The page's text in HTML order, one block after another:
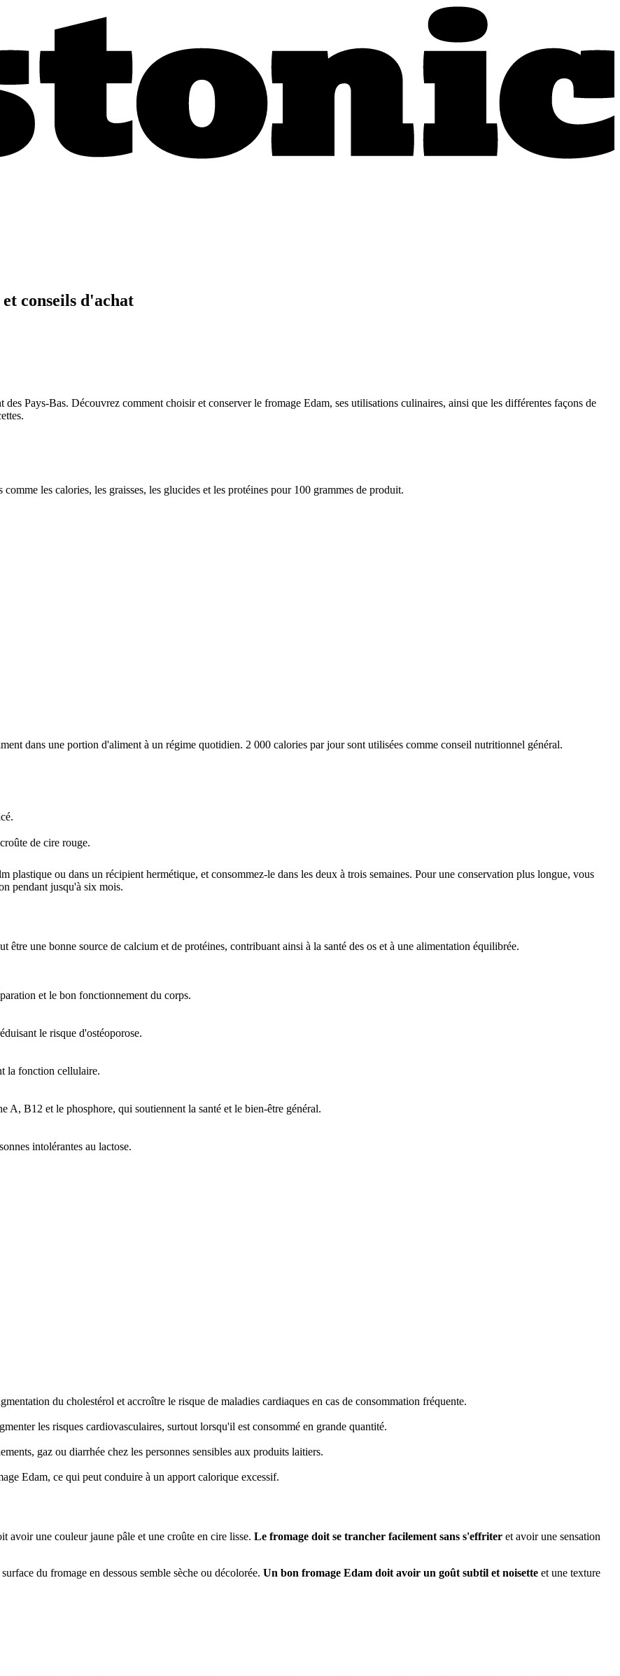
conseils d'achat
Pays-Bas. Découvrez comment choisir et conserver le fromage Edam, ses utilisations culinaires, ainsi que les différentes façons de
les calories, les graisses, les glucides et les protéines pour 100 grammes de produit.
dans une portion d'aliment à un régime quotidien. 2 000 calories par jour sont utilisées comme conseil nutritionnel général.
de cire rouge.
plastique ou dans un récipient hermétique, et consommez-le dans les deux à trois semaines. Pour une conservation plus longue, vous
pendant jusqu'à six mois.
une bonne source de calcium et de protéines, contribuant ainsi à la santé des os et à une alimentation équilibrée.
et le bon fonctionnement du corps.
le risque d'ostéoporose.
la fonction cellulaire.
A, B12 et le phosphore, qui soutiennent la santé et le bien-être général.
intolérantes au lactose.
du cholestérol et accroître le risque de maladies cardiaques en cas de consommation fréquente.
les risques cardiovasculaires, surtout lorsqu'il est consommé en grande quantité.
gaz ou diarrhée chez les personnes sensibles aux produits laitiers.
Edam, ce qui peut conduire à un apport calorique excessif.
avoir une couleur jaune pâle et une croûte en cire lisse. Le fromage doit se trancher facilement sans s'effriter et avoir une sensation
du fromage en dessous semble sèche ou décolorée. Un bon fromage Edam doit avoir un goût subtil et noisette et une texture